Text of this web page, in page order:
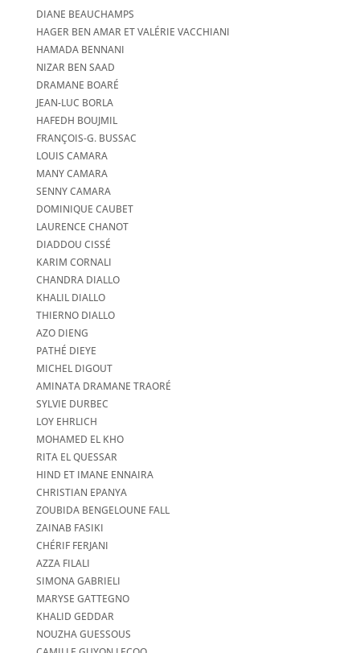
DIANE BEAUCHAMPS
HAGER BEN AMAR ET VALÉRIE VACCHIANI
HAMADA BENNANI
NIZAR BEN SAAD
DRAMANE BOARÉ
JEAN-LUC BORLA
HAFEDH BOUJMIL
FRANÇOIS-G. BUSSAC
LOUIS CAMARA
MANY CAMARA
SENNY CAMARA
DOMINIQUE CAUBET
LAURENCE CHANOT
DIADDOU CISSÉ
KARIM CORNALI
CHANDRA DIALLO
KHALIL DIALLO
THIERNO DIALLO
AZO DIENG
PATHÉ DIEYE
MICHEL DIGOUT
AMINATA DRAMANE TRAORÉ
SYLVIE DURBEC
LOY EHRLICH
MOHAMED EL KHO
RITA EL QUESSAR
HIND ET IMANE ENNAIRA
CHRISTIAN EPANYA
ZOUBIDA BENGELOUNE FALL
ZAINAB FASIKI
CHÉRIF FERJANI
AZZA FILALI
SIMONA GABRIELI
MARYSE GATTEGNO
KHALID GEDDAR
NOUZHA GUESSOUS